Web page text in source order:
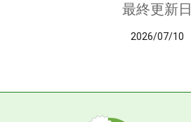
最終更新日
2026/07/10